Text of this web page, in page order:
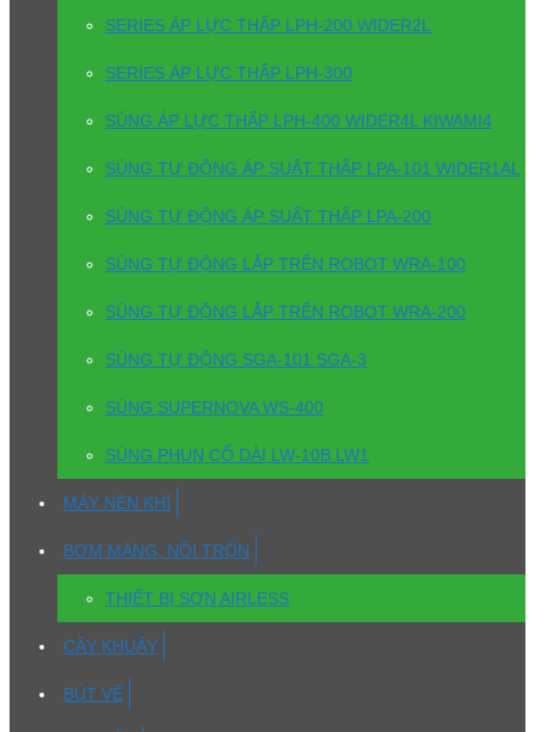
SERIES ÁP LỰC THẤP LPH-200 WIDER2L
SERIES ÁP LỰC THẤP LPH-300
SÚNG ÁP LỰC THẤP LPH-400 WIDER4L KIWAMI4
SÚNG TỰ ĐỘNG ÁP SUẤT THẤP LPA-101 WIDER1AL
SÚNG TỰ ĐỘNG ÁP SUẤT THẤP LPA-200
SÚNG TỰ ĐỘNG LẮP TRÊN ROBOT WRA-100
SÚNG TỰ ĐỘNG LẮP TRÊN ROBOT WRA-200
SÚNG TỰ ĐỘNG SGA-101 SGA-3
SÚNG SUPERNOVA WS-400
SÚNG PHUN CỔ DÀI LW-10B LW1
MÁY NÉN KHÍ
BƠM MÀNG, NỒI TRỘN
THIẾT BỊ SƠN AIRLESS
CÂY KHUẤY
BÚT VẼ